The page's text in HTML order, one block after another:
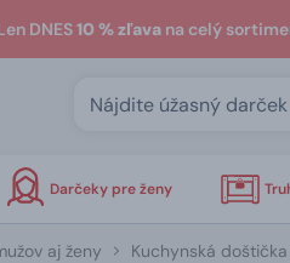
DNES10 % zľavana celý
Darčeky pre ženy
aj ženy Kuchynská